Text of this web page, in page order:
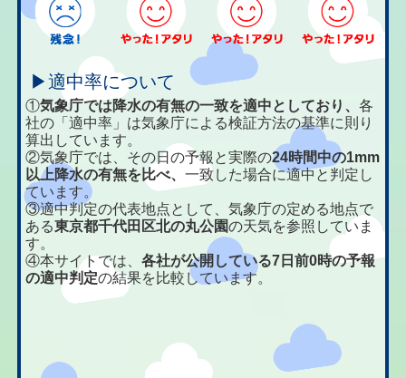
▶適中率について
①気象庁では降水の有無の一致を適中としており、各
社の「適中率」は気象庁による検証方法の基準に則り
算出しています。
②気象庁では、その日の予報と実際の24時間中の1mm
以上降水の有無を比べ、一致した場合に適中と判定し
ています。
③適中判定の代表地点として、気象庁の定める地点で
ある東京都千代田区北の丸公園の天気を参照していま
す。
④本サイトでは、各社が公開している7日前0時の予報
の適中判定の結果を比較しています。